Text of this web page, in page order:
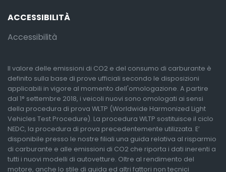
ACCESSIBILITÀ
Accessibilità
Il valore delle emissioni di CO2 e del consumo di carburante è
definito sulla base di prove ufficiali secondo le disposizioni
applicabili in vigore al momento dell'omologazione. A partire
dal 1° settembre 2018, i veicoli nuovi sono omologati ai sensi
della procedura di prova WLTP (Worldwide Harmonized Light
Vehicles Test Procedure). La procedura WLTP sostituisce il ciclo
NEDC, la procedura di prova precedentemente utilizzata. E’
disponibile presso le nostre filiali una guida relativa al risparmio
di carburante e alle emissioni di CO2 che riporta i dati inerenti a
tutti i nuovi modelli di autovetture. Oltre al rendimento del
motore, anche lo stile di guida ed altri fattori non tecnici